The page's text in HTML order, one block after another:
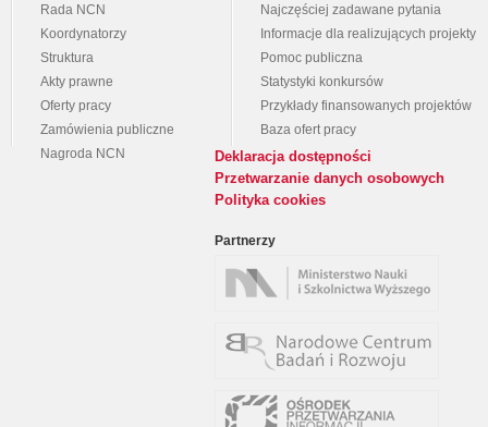
Rada NCN
Koordynatorzy
Struktura
Akty prawne
Oferty pracy
Zamówienia publiczne
Nagroda NCN
Najczęściej zadawane pytania
Informacje dla realizujących projekty
Pomoc publiczna
Statystyki konkursów
Przykłady finansowanych projektów
Baza ofert pracy
Deklaracja dostępności
Przetwarzanie danych osobowych
Polityka cookies
Partnerzy